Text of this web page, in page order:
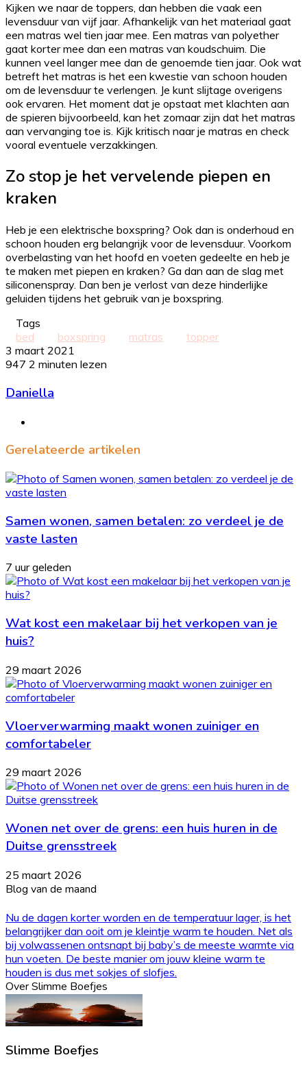
Kijken we naar de toppers, dan hebben die vaak een
levensduur van vijf jaar. Afhankelijk van het materiaal gaat
een matras wel tien jaar mee. Een matras van polyether
gaat korter mee dan een matras van koudschuim. Die
kunnen veel langer mee dan de genoemde tien jaar. Ook wat
betreft het matras is het een kwestie van schoon houden
om de levensduur te verlengen. Je kunt slijtage overigens
ook ervaren. Het moment dat je opstaat met klachten aan
de spieren bijvoorbeeld, kan het zomaar zijn dat het matras
aan vervanging toe is. Kijk kritisch naar je matras en check
vooral eventuele verzakkingen.
Zo stop je het vervelende piepen en
kraken
Heb je een elektrische boxspring? Ook dan is onderhoud en
schoon houden erg belangrijk voor de levensduur. Voorkom
overbelasting van het hoofd en voeten gedeelte en heb je
te maken met piepen en kraken? Ga dan aan de slag met
siliconenspray. Dan ben je verlost van deze hinderlijke
geluiden tijdens het gebruik van je boxspring.
Tags
bed
boxspring matras
topper
3 maart 2021
947 2 minuten lezen
Daniella
Gerelateerde artikelen
Samen wonen, samen betalen: zo verdeel je de
vaste lasten
7 uur geleden
Wat kost een makelaar bij het verkopen van je
huis?
29 maart 2026
Vloerverwarming maakt wonen zuiniger en
comfortabeler
29 maart 2026
Wonen net over de grens: een huis huren in de
Duitse grensstreek
25 maart 2026
Blog van de maand
Nu de dagen korter worden en de temperatuur lager, is het
belangrijker dan ooit om je kleintje warm te houden. Net als
bij volwassenen ontsnapt bij baby’s de meeste warmte via
hun voeten. De beste manier om jouw kleine warm te
houden is dus met sokjes of slofjes.
Over Slimme Boefjes
Slimme Boefjes